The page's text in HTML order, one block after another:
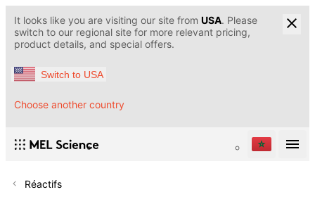
It looks like you are visiting our site from USA. Please
switch to our regional site for more relevant pricing,
product details, and special offers.
Switch to USA
Choose another country
Réactifs